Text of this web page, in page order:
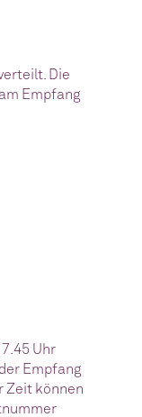
Die
Empfang
Uhr
Empfang
Zeit können